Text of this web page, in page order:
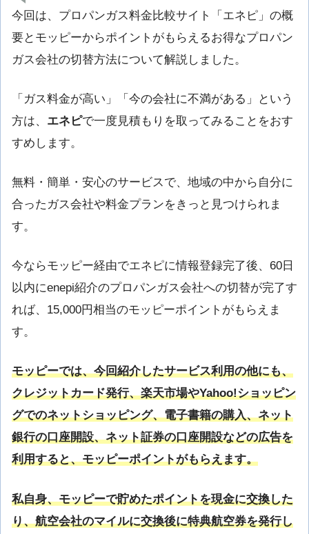
今回は、プロパンガス料金比較サイト「エネピ」の概
要とモッピーからポイントがもらえるお得なプロパン
ガス会社の切替方法について解説しました。
「ガス料金が高い」「今の会社に不満がある」という
方は、 エネピで一度見積もりを取ってみることをおす
すめします。
無料・簡単・安心のサービスで、地域の中から自分に
合ったガス会社や料金プランをきっと見つけられま
す。
今ならモッピー経由でエネピに情報登録完了後、60日
以内にenepi紹介のプロパンガス会社への切替が完了す
れば、15,000円相当のモッピーポイントがもらえま
す。
モッピーでは、今回紹介したサービス利用の他にも、
クレジットカード発行、楽天市場やYahoo!ショッピン
グでのネットショッピング、電子書籍の購入、ネット
銀行の口座開設、ネット証券の口座開設などの広告を
利用すると、モッピーポイントがもらえます。
私自身、モッピーで貯めたポイントを現金に交換した
り、航空会社のマイルに交換後に特典航空券を発行し